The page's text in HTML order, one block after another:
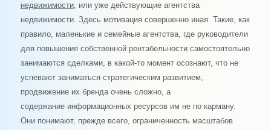
недвижимости, или уже действующие агентства
недвижимости. Здесь мотивация совершенно иная. Такие, как
правило, маленькие и семейные агентства, где руководители
для повышения собственной рентабельности самостоятельно
занимаются сделками, в какой-то момент осознают, что не
успевают заниматься стратегическим развитием,
продвижение их бренда очень сложно, а
содержание информационных ресурсов им не по карману.
Они понимают, прежде всего, ограниченность масштабов